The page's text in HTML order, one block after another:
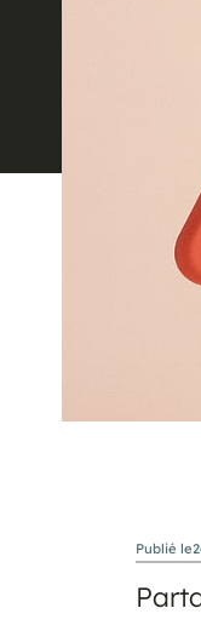
Publié le